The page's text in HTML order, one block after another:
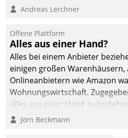
Andreas Lerchner
Offene Plattform
Alles aus einer Hand?
Alles bei einem Anbieter
einigen großen Warenhäusern,
Onlineanbietern wie Amazon
Wohnungswirtschaft.
alles aus einer Hand zu
Jörn Beckmann